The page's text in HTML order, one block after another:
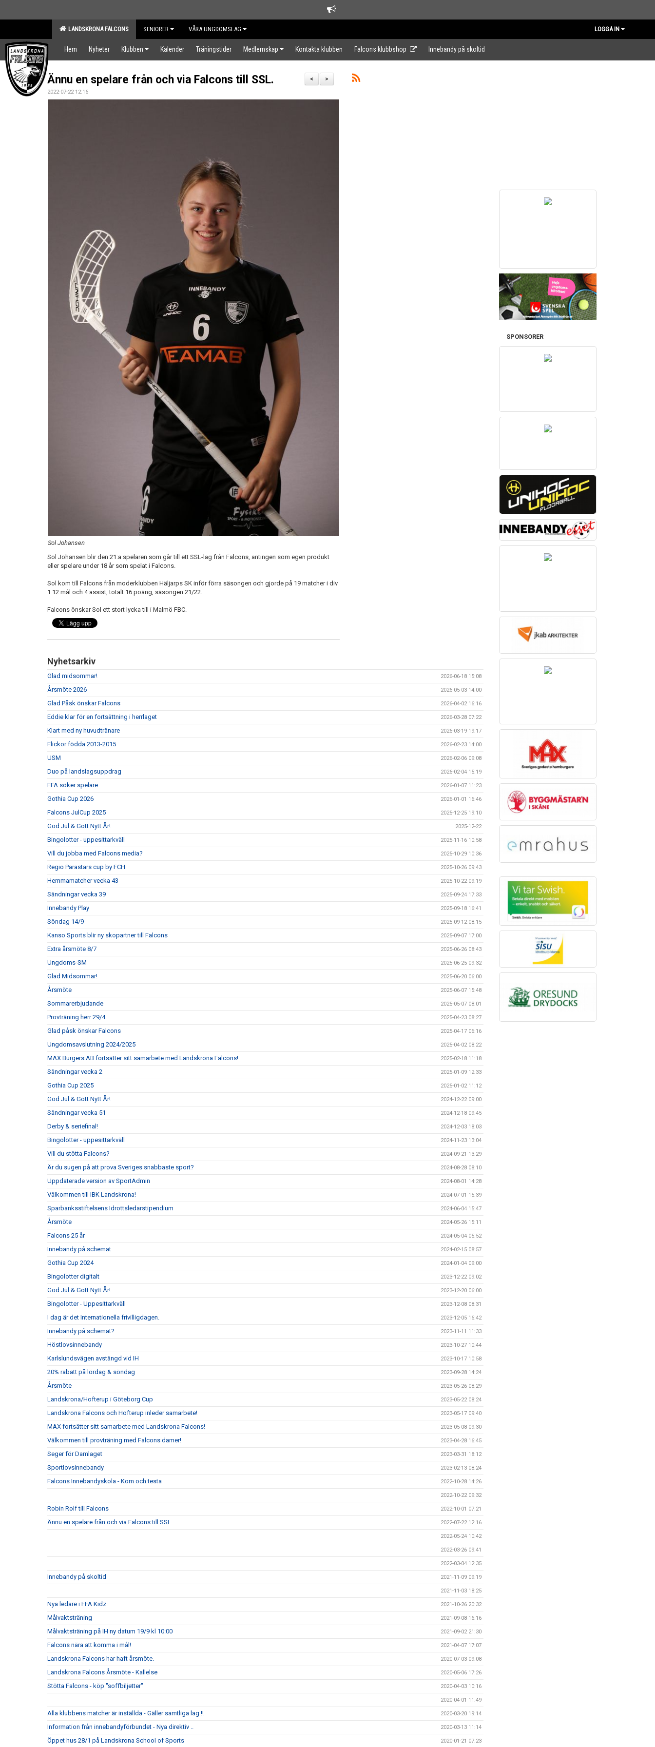
LANDSKRONA FALCONS SENIORER VÅRA UNGDOMSLAG LOGGA IN
Hem Nyheter Klubben Kalender Träningstider Medlemskap Kontakta klubben Falcons klubbshop Innebandy på skoltid
>
<
Ännu en spelare från och via Falcons till SSL.
2022-07-22 12:16
Sol Johansen
Sol Johansen blir den 21:a spelaren som går till ett SSL-lag från Falcons, antingen som egen produkt
eller spelare under 18 år som spelat i Falcons.
Sol kom till Falcons från moderklubben Häljarps SK inför förra säsongen och gjorde på 19 matcher i div
1 12 mål och 4 assist, totalt 16 poäng, säsongen 21/22.
Falcons önskar Sol ett stort lycka till i Malmö FBC.
Nyhetsarkiv
Glad midsommar! 2026-06-18 15:08
Årsmöte 2026 2026-05-03 14:00
Glad Påsk önskar Falcons 2026-04-02 16:16
Eddie klar för en fortsättning i herrlaget 2026-03-28 07:22
Klart med ny huvudtränare 2026-03-19 19:17
Flickor födda 2013-2015 2026-02-23 14:00
USM 2026-02-06 09:08
Duo på landslagsuppdrag 2026-02-04 15:19
FFA söker spelare 2026-01-07 11:23
Gothia Cup 2026 2026-01-01 16:46
Falcons JulCup 2025 2025-12-25 19:10
God Jul & Gott Nytt År! 2025-12-22
Bingolotter - uppesittarkväll 2025-11-16 10:58
Vill du jobba med Falcons media? 2025-10-29 10:36
Regio Parastars cup by FCH 2025-10-26 09:43
Hemmamatcher vecka 43 2025-10-22 09:19
Sändningar vecka 39 2025-09-24 17:33
Innebandy Play 2025-09-18 16:41
Söndag 14/9 2025-09-12 08:15
Kanso Sports blir ny skopartner till Falcons 2025-09-07 17:00
Extra årsmöte 8/7 2025-06-26 08:43
Ungdoms-SM 2025-06-25 09:32
Glad Midsommar! 2025-06-20 06:00
Årsmöte 2025-06-07 15:48
Sommarerbjudande 2025-05-07 08:01
Provträning herr 29/4 2025-04-23 08:27
Glad påsk önskar Falcons 2025-04-17 06:16
Ungdomsavslutning 2024/2025 2025-04-02 08:22
MAX Burgers AB fortsätter sitt samarbete med Landskrona Falcons! 2025-02-18 11:18
Sändningar vecka 2 2025-01-09 12:33
Gothia Cup 2025 2025-01-02 11:12
God Jul & Gott Nytt År! 2024-12-22 09:00
Sändningar vecka 51 2024-12-18 09:45
Derby & seriefinal! 2024-12-03 18:03
Bingolotter - uppesittarkväll 2024-11-23 13:04
Vill du stötta Falcons? 2024-09-21 13:29
Är du sugen på att prova Sveriges snabbaste sport? 2024-08-28 08:10
Uppdaterade version av SportAdmin 2024-08-01 14:28
Välkommen till IBK Landskrona! 2024-07-01 15:39
Sparbanksstiftelsens Idrottsledarstipendium 2024-06-04 15:47
Årsmöte 2024-05-26 15:11
Falcons 25 år 2024-05-04 05:52
Innebandy på schemat 2024-02-15 08:57
Gothia Cup 2024 2024-01-04 09:00
Bingolotter digitalt 2023-12-22 09:02
God Jul & Gott Nytt År! 2023-12-20 06:00
Bingolotter - Uppesittarkväll 2023-12-08 08:31
I dag är det Internationella frivilligdagen. 2023-12-05 16:42
Innebandy på schemat? 2023-11-11 11:33
Höstlovsinnebandy 2023-10-27 10:44
Karlslundsvägen avstängd vid IH 2023-10-17 10:58
20% rabatt på lördag & söndag 2023-09-28 14:24
Årsmöte 2023-05-26 08:29
Landskrona/Hofterup i Göteborg Cup 2023-05-22 08:24
Landskrona Falcons och Hofterup inleder samarbete! 2023-05-17 09:40
MAX fortsätter sitt samarbete med Landskrona Falcons! 2023-05-08 09:30
Välkommen till provträning med Falcons damer! 2023-04-28 16:45
Seger för Damlaget 2023-03-31 18:12
Sportlovsinnebandy 2023-02-13 08:24
Falcons Innebandyskola - Kom och testa 2022-10-28 14:26
2022-10-22 09:32
Robin Rolf till Falcons 2022-10-01 07:21
Ännu en spelare från och via Falcons till SSL. 2022-07-22 12:16
2022-05-24 10:42
2022-03-26 09:41
2022-03-04 12:35
Innebandy på skoltid 2021-11-09 09:19
2021-11-03 18:25
Nya ledare i FFA Kidz 2021-10-26 20:32
Målvaktsträning 2021-09-08 16:16
Målvaktsträning på IH ny datum 19/9 kl 10:00 2021-09-02 21:30
Falcons nära att komma i mål! 2021-04-07 17:07
Landskrona Falcons har haft årsmöte. 2020-07-03 09:08
Landskrona Falcons Årsmöte - Kallelse 2020-05-06 17:26
Stötta Falcons - köp "soffbiljetter" 2020-04-03 10:16
2020-04-01 11:49
Alla klubbens matcher är inställda - Gäller samtliga lag !! 2020-03-20 19:14
Information från innebandyförbundet - Nya direktiv .. 2020-03-13 11:14
Öppet hus 28/1 på Landskrona School of Sports 2020-01-21 07:23
SPONSORER